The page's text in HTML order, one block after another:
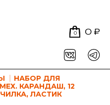
0 0 ₽
НАБОР ДЛЯ
МЕХ. КАРАНДАШ, 12
ЛАСТИК